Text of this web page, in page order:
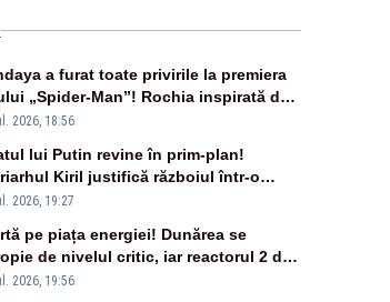
a furat toate privirile la premiera
„Spider-Man”! Rochia inspirată de
de păianjen a făcut senzație
2026, 18:56
lui Putin revine în prim-plan!
Kiril justifică războiul într-o
carte
2026, 19:27
pe piața energiei! Dunărea se
de nivelul critic, iar reactorul 2 de
ar putea fi oprit
2026, 19:56